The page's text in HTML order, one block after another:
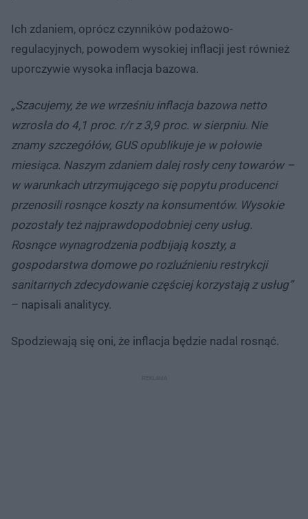
Ich zdaniem, oprócz czynników podażowo-
regulacyjnych, powodem wysokiej inflacji jest również
uporczywie wysoka inflacja bazowa.
„Szacujemy, że we wrześniu inflacja bazowa netto
wzrosła do 4,1 proc. r/r z 3,9 proc. w sierpniu. Nie
znamy szczegółów, GUS opublikuje je w połowie
miesiąca. Naszym zdaniem dalej rosły ceny towarów –
w warunkach utrzymującego się popytu producenci
przenosili rosnące koszty na konsumentów. Wysokie
pozostały też najprawdopodobniej ceny usług.
Rosnące wynagrodzenia podbijają koszty, a
gospodarstwa domowe po rozluźnieniu restrykcji
sanitarnych zdecydowanie częściej korzystają z usług”
– napisali analitycy.
Spodziewają się oni, że inflacja będzie nadal rosnąć.